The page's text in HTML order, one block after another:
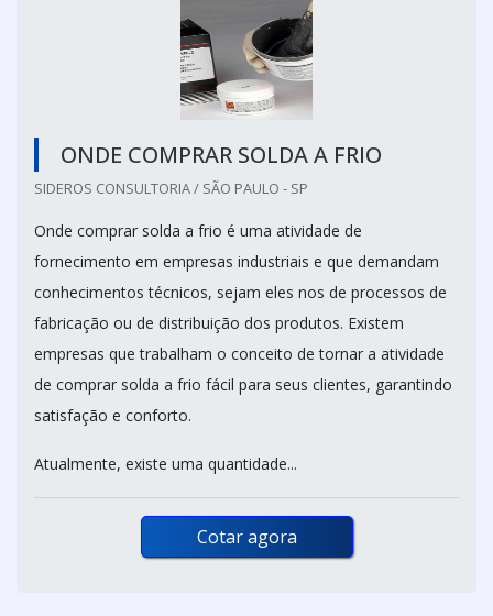
ONDE COMPRAR SOLDA A FRIO
SIDEROS CONSULTORIA / SÃO PAULO - SP
Onde comprar solda a frio é uma atividade de
fornecimento em empresas industriais e que demandam
conhecimentos técnicos, sejam eles nos de processos de
fabricação ou de distribuição dos produtos. Existem
empresas que trabalham o conceito de tornar a atividade
de comprar solda a frio fácil para seus clientes, garantindo
satisfação e conforto.
Atualmente, existe uma quantidade...
Cotar agora